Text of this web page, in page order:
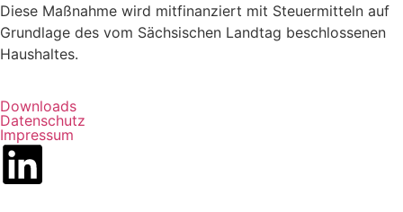
Diese Maßnahme wird mitfinanziert mit Steuermitteln auf
Grundlage des vom Sächsischen Landtag beschlossenen
Haushaltes.
Downloads
Datenschutz
Impressum